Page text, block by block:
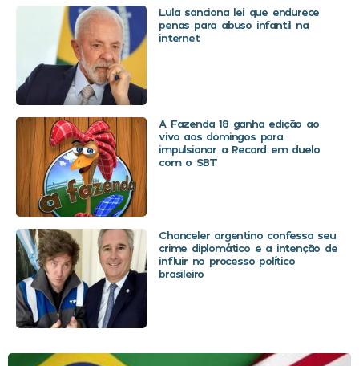
Lula sanciona lei que endurece
penas para abuso infantil na
internet
A Fazenda 18 ganha edição ao
vivo aos domingos para
impulsionar a Record em duelo
com o SBT
Chanceler argentino confessa seu
crime diplomático e a intenção de
influir no processo político
brasileiro